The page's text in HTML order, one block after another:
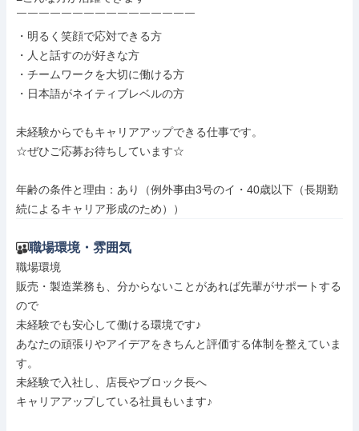
￣￣￣￣￣￣￣￣￣￣￣￣￣￣￣￣
・明るく笑顔で応対できる方
・人と話すのが好きな方
・チームワークを大切に働ける方
・日本語がネイティブレベルの方
未経験からでもキャリアアップできる仕事です。
☆ぜひご応募お待ちしています☆
年齢の条件と理由：あり（例外事由3号のイ・40歳以下（長期勤
続によるキャリア形成のため））
職場環境・雰囲気
職場環境
販売・製造業務も、分からないことがあれば先輩がサポートする
ので
未経験でも安心して働ける環境です♪
あなたの頑張りやアイデアをきちんと評価する体制を整えていま
す。
未経験で入社し、店長やブロック長へ
キャリアアップしている社員もいます♪